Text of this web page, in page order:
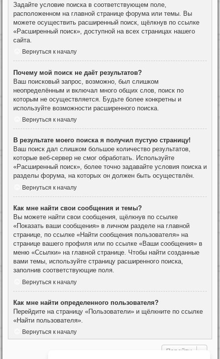
Задайте условие поиска в соответствующем поле,
расположенном на главной странице форума или темы. Вы
можете осуществить расширенный поиск, щёлкнув по ссылке
«Расширенный поиск», доступной на всех страницах нашего
сайта.
Вернуться к началу
Почему мой поиск не даёт результатов?
Ваш поисковый запрос, возможно, был слишком
неопределённым и включал много общих слов, поиск по
которым не осуществляется. Будьте более конкретны и
используйте возможности расширенного поиска.
Вернуться к началу
В результате моего поиска я получил пустую страницу!
Ваш поиск дал слишком большое количество результатов,
которые веб-сервер не смог обработать. Используйте
«Расширенный поиск», более точно задавайте условия поиска и
разделы форума, на которых он должен быть осуществлён.
Вернуться к началу
Как мне найти свои сообщения и темы?
Вы можете найти свои сообщения, щёлкнув по ссылке
«Показать ваши сообщения» в личном разделе на главной
странице, по ссылке «Найти сообщения пользователя» на
странице вашего профиля или по ссылке «Ваши сообщения» в
меню «Ссылки» на главной странице. Чтобы найти созданные
вами темы, используйте страницу расширенного поиска,
заполнив соответствующие поля.
Вернуться к началу
Как мне найти определенного пользователя?
Перейдите на страницу «Пользователи» и щёлкните по ссылке
«Найти пользователя».
Вернуться к началу
Перейти